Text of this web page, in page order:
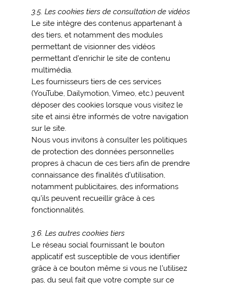
3.5. Les cookies tiers de consultation de vidéos
Le site intègre des contenus appartenant à
des tiers, et notamment des modules
permettant de visionner des vidéos
permettant d’enrichir le site de contenu
multimédia.
Les fournisseurs tiers de ces services
(YouTube, Dailymotion, Vimeo, etc.) peuvent
déposer des cookies lorsque vous visitez le
site et ainsi être informés de votre navigation
sur le site.
Nous vous invitons à consulter les politiques
de protection des données personnelles
propres à chacun de ces tiers afin de prendre
connaissance des finalités d’utilisation,
notamment publicitaires, des informations
qu’ils peuvent recueillir grâce à ces
fonctionnalités.
3.6. Les autres cookies tiers
Le réseau social fournissant le bouton
applicatif est susceptible de vous identifier
grâce à ce bouton même si vous ne l’utilisez
pas, du seul fait que votre compte sur ce